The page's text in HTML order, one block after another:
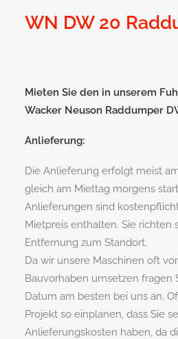
WN DW 20
Mieten Sie den in unserem
Wacker Neuson Raddumper
Anlieferung:
Die Anlieferung erfolgt meist
gleich am Miettag morgens
Anlieferungen sind
Mietpreis enthalten. Sie richten
Entfernung zum Standort.
Da wir unsere Maschinen oft
Bauvorhaben umsetzen fragen
Datum am besten bei uns an.
Projekt so einplanen, dass Sie
Anlieferungskosten haben, da